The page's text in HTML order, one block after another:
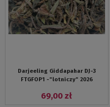
Darjeeling Giddapahar DJ-3
FTGFOP1 -"lotniczy" 2026
69,00 zł